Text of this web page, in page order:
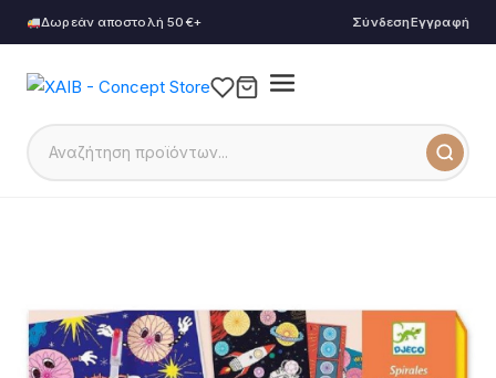
Δωρεάν αποστολή 50€+ ΣύνδεσηΕγγραφή